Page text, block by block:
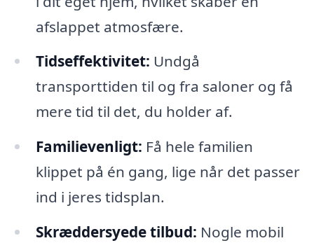
afslappet atmosfære.
Tidseffektivitet: Undgå
transporttiden til og fra saloner og få
mere tid til det, du holder af.
Familievenligt: Få hele familien
klippet på én gang, lige når det passer
ind i jeres tidsplan.
Skræddersyede tilbud: Nogle mobil